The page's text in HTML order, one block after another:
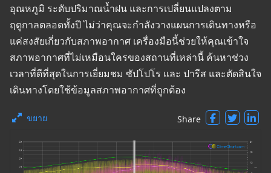
อุณหภูมิ ระดับปริมาณน้ำฝน และการเปลี่ยนแปลงตาม
ฤดูกาลตลอดทั้งปี ไม่ว่าคุณจะกำลังวางแผนการเดินทางหรือ
แค่สงสัยเกี่ยวกับสภาพอากาศ เครื่องมือนี้ช่วยให้คุณเข้าใจ
สภาพอากาศที่ไม่เหมือนใครของสถานที่เหล่านี้ ค้นหาช่วง
เวลาที่ดีที่สุดในการเยี่ยมชม ซัปโปโร และ ปารีส และตัดสินใจ
เดินทางโดยใช้ข้อมูลสภาพอากาศที่ถูกต้อง
ขยาย Share